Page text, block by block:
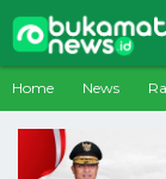
Home News